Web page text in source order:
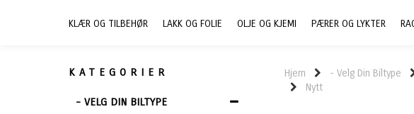
KLÆR OG TILBEHØR LAKK OG FOLIE OLJE OG KJEMI PÆRER OG LYKTER
KATEGORIER
- VELG DIN BILTYPE
Hjem - Velg Din Biltype
Nytt